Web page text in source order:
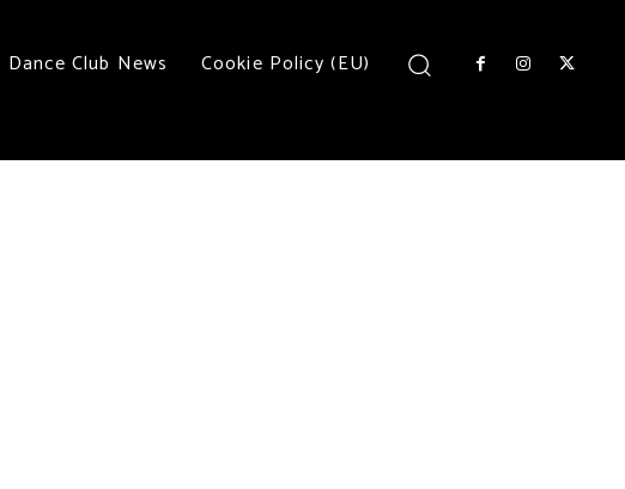
Dance Club News Cookie Policy (EU)